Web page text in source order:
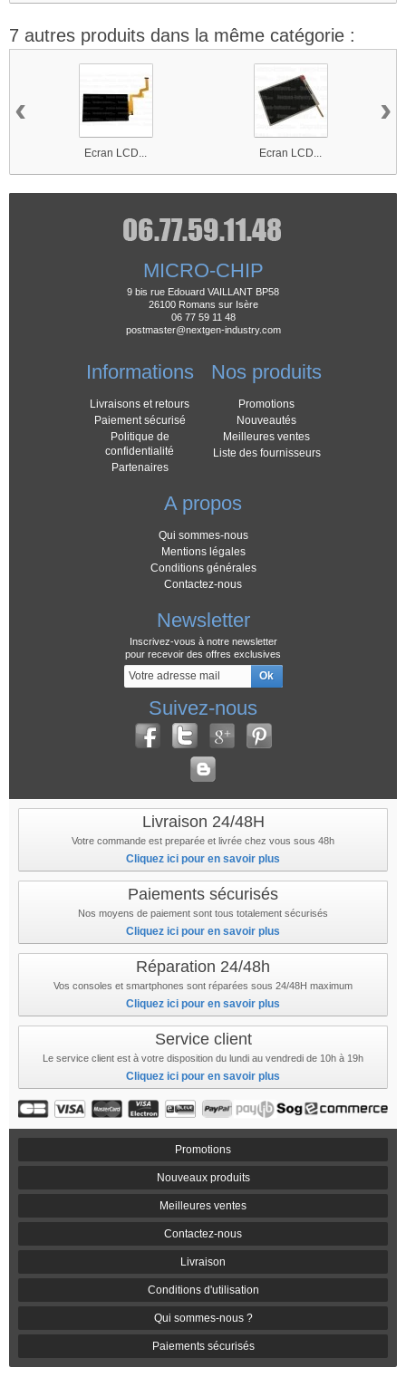
7 autres produits dans la même catégorie :
Ecran LCD... Ecran LCD...
‹ ›
MICRO-CHIP
9 bis rue Edouard VAILLANT BP58
26100 Romans sur Isère
06 77 59 11 48
postmaster@nextgen-industry.com
Informations
Livraisons et retours
Paiement sécurisé
Politique de
confidentialité
Partenaires
Nos produits
Promotions
Nouveautés
Meilleures ventes
Liste des fournisseurs
A propos
Qui sommes-nous
Mentions légales
Conditions générales
Contactez-nous
Newsletter
Inscrivez-vous à notre newsletter
pour recevoir des offres exclusives
Suivez-nous
Livraison 24/48H
Votre commande est preparée et livrée chez vous sous 48h
Cliquez ici pour en savoir plus
Paiements sécurisés
Nos moyens de paiement sont tous totalement sécurisés
Cliquez ici pour en savoir plus
Réparation 24/48h
Vos consoles et smartphones sont réparées sous 24/48H maximum
Cliquez ici pour en savoir plus
Service client
Le service client est à votre disposition du lundi au vendredi de 10h à 19h
Cliquez ici pour en savoir plus
Promotions
Nouveaux produits
Meilleures ventes
Contactez-nous
Livraison
Conditions d'utilisation
Qui sommes-nous ?
Paiements sécurisés